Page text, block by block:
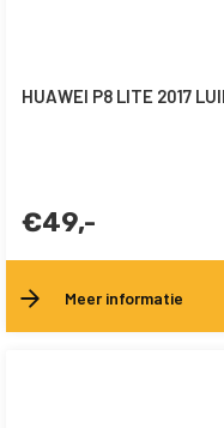
HUAWEI P8 LITE 2017
€49,-
Meer informatie